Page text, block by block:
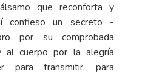
que reconforta y
confieso un secreto -
por su comprobada
al cuerpo por la alegría
para transmitir, para